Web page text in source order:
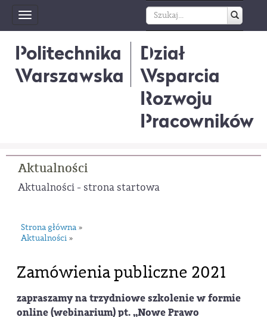
Toggle
navigation
Politechnika
Warszawska
Dział
Wsparcia
Rozwoju
Pracowników
Aktualności
Aktualności - strona startowa
Strona główna »
Aktualności »
Zamówienia publiczne 2021
zapraszamy na trzydniowe szkolenie w formie
online (webinarium) pt. „Nowe Prawo